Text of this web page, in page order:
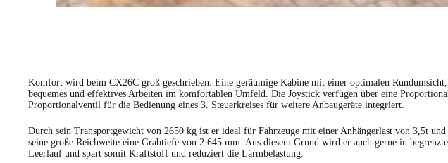
Komfort wird beim CX26C groß geschrieben. Eine geräumige Kabine mit einer optimalen
bequemes und effektives Arbeiten im komfortablen Umfeld. Die Joystick verfügen über eine
Proportionalventil für die Bedienung eines 3. Steuerkreises für weitere Anbaugeräte integriert.
Durch sein Transportgewicht von 2650 kg ist er ideal für Fahrzeuge mit einer Anhängerlast von 3,5t
seine große Reichweite eine Grabtiefe von 2.645 mm. Aus diesem Grund wird er auch gerne in
Leerlauf und spart somit Kraftstoff und reduziert die Lärmbelastung.